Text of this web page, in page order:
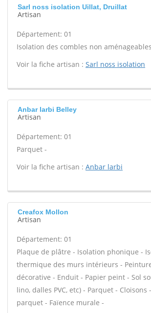
Sarl noss isolation Uillat, Druillat
Artisan
Département: 01
Isolation des combles non
Voir la fiche artisan : Sarl noss isolation
Anbar larbi Belley
Artisan
Département: 01
Parquet -
Voir la fiche artisan : Anbar larbi
Creafox Mollon
Artisan
Département: 01
Plaque de plâtre - Isolation phonique -
thermique des murs intérieurs -
décorative - Enduit - Papier peint - Sol
lino, dalles PVC, etc) - Parquet - Cloisons
parquet - Faïence murale -